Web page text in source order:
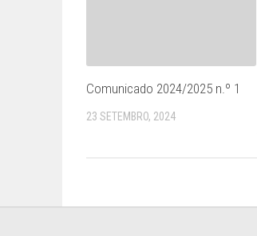
Comunicado 2024/2025 n.º 1
23 SETEMBRO, 2024